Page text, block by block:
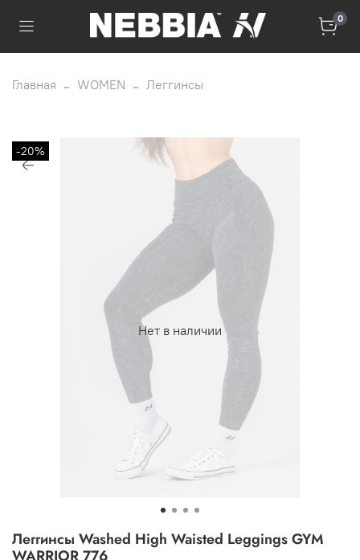
0
Главная WOMEN Леггинсы
Нет в наличии
-20%
Леггинсы Washed High Waisted Leggings GYM
WARRIOR 776